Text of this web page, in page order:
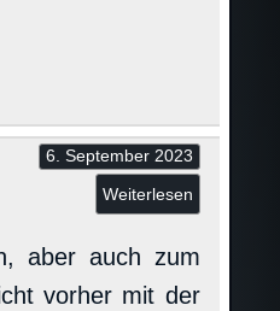
6. September 2023
Weiterlesen
aber auch zum
vorher mit der